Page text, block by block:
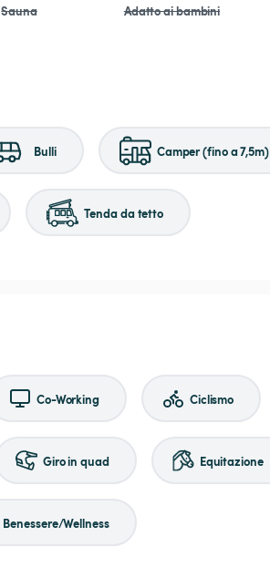
Sauna Adatto ai bambini
Bulli Camper (fino a 7,5m)
Tenda da tetto
Co-Working Ciclismo
Giro in quad Equitazione
Benessere/Wellness